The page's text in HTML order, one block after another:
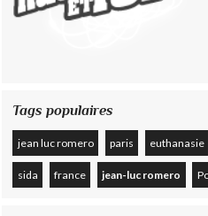
Tags populaires
jean luc romero paris euthanasie
sida france jean-luc romero